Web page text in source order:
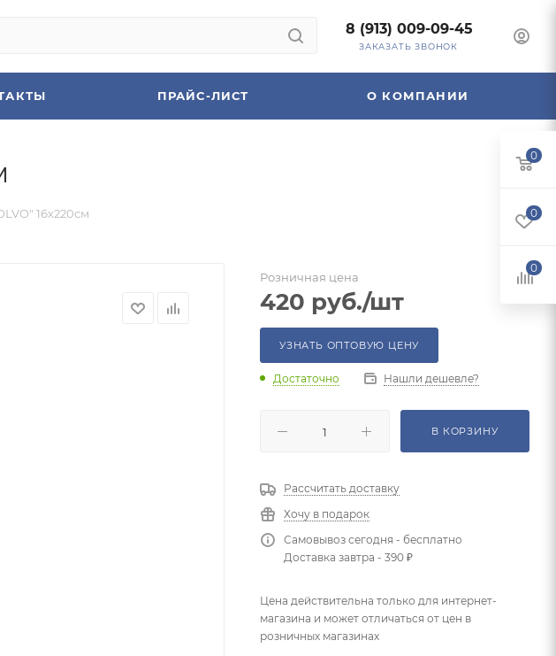
8 (913) 009-09-45
ЗАКАЗАТЬ ЗВОНОК
ПРАЙС-ЛИСТ О КОМПАНИИ
16х220см
Розничная цена
420 руб./шт
УЗНАТЬ ОПТОВУЮ ЦЕНУ
Достаточно Нашли дешевле?
В КОРЗИНУ
Рассчитать доставку
Хочу в подарок
Самовывоз сегодня - бесплатно
Доставка завтра - 390 ₽
Цена действительна только для интернет-
магазина и может отличаться от цен в
розничных магазинах
0
0
0